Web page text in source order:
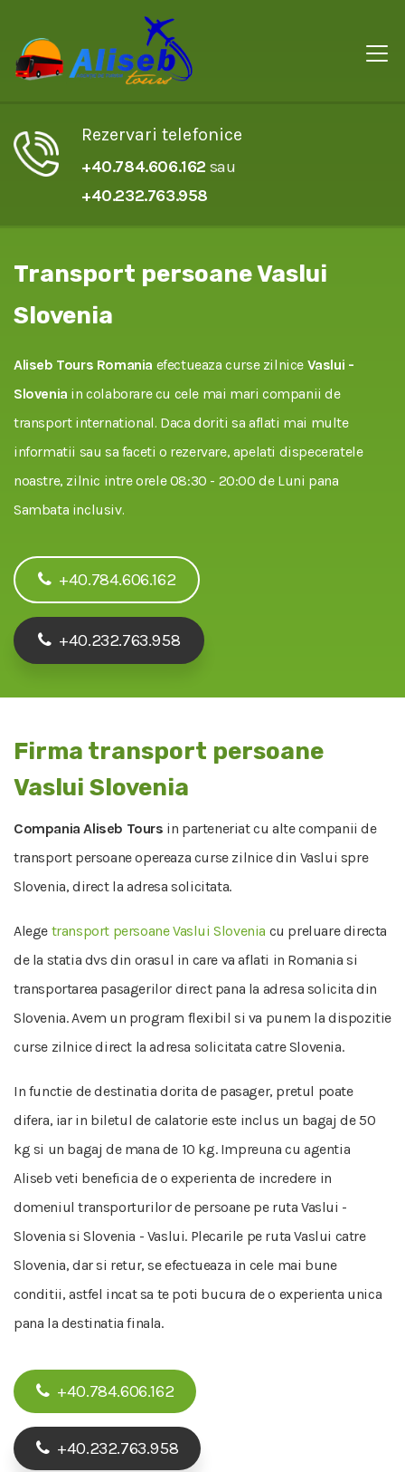
Rezervari telefonice
+40.784.606.162 sau
+40.232.763.958
Transport persoane Vaslui
Slovenia
Aliseb Tours Romania efectueaza curse zilnice Vaslui -
Slovenia in colaborare cu cele mai mari companii de
transport international. Daca doriti sa aflati mai multe
informatii sau sa faceti o rezervare, apelati dispeceratele
noastre, zilnic intre orele 08:30 - 20:00 de Luni pana
Sambata inclusiv.
+40.784.606.162
+40.232.763.958
Firma transport persoane
Vaslui Slovenia
Compania Aliseb Tours in parteneriat cu alte companii de
transport persoane opereaza curse zilnice din Vaslui spre
Slovenia, direct la adresa solicitata.
Alege transport persoane Vaslui Slovenia cu preluare directa
de la statia dvs din orasul in care va aflati in Romania si
transportarea pasagerilor direct pana la adresa solicita din
Slovenia. Avem un program flexibil si va punem la dispozitie
curse zilnice direct la adresa solicitata catre Slovenia.
In functie de destinatia dorita de pasager, pretul poate
difera, iar in biletul de calatorie este inclus un bagaj de 50
kg si un bagaj de mana de 10 kg. Impreuna cu agentia
Aliseb veti beneficia de o experienta de incredere in
domeniul transporturilor de persoane pe ruta Vaslui -
Slovenia si Slovenia - Vaslui. Plecarile pe ruta Vaslui catre
Slovenia, dar si retur, se efectueaza in cele mai bune
conditii, astfel incat sa te poti bucura de o experienta unica
pana la destinatia finala.
+40.784.606.162
+40.232.763.958